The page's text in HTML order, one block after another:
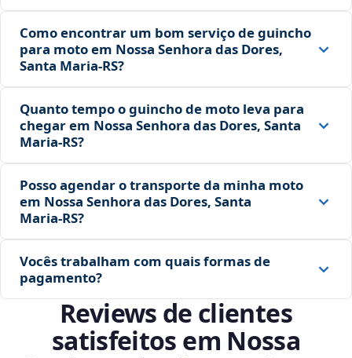
Como encontrar um bom serviço de guincho
para moto em Nossa Senhora das Dores,
Santa Maria‑RS?
Quanto tempo o guincho de moto leva para
chegar em Nossa Senhora das Dores, Santa
Maria‑RS?
Posso agendar o transporte da minha moto
em Nossa Senhora das Dores, Santa
Maria‑RS?
Vocês trabalham com quais formas de
pagamento?
Reviews de clientes
satisfeitos em Nossa